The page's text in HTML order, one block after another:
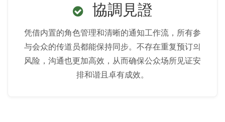
協調見證
凭借内置的角色管理和清晰的通知工作流，所有参
与会众的传道员都能保持同步。不存在重复预订의
风险，沟通也更加高效，从而确保公众场所见证安
排和谐且卓有成效。